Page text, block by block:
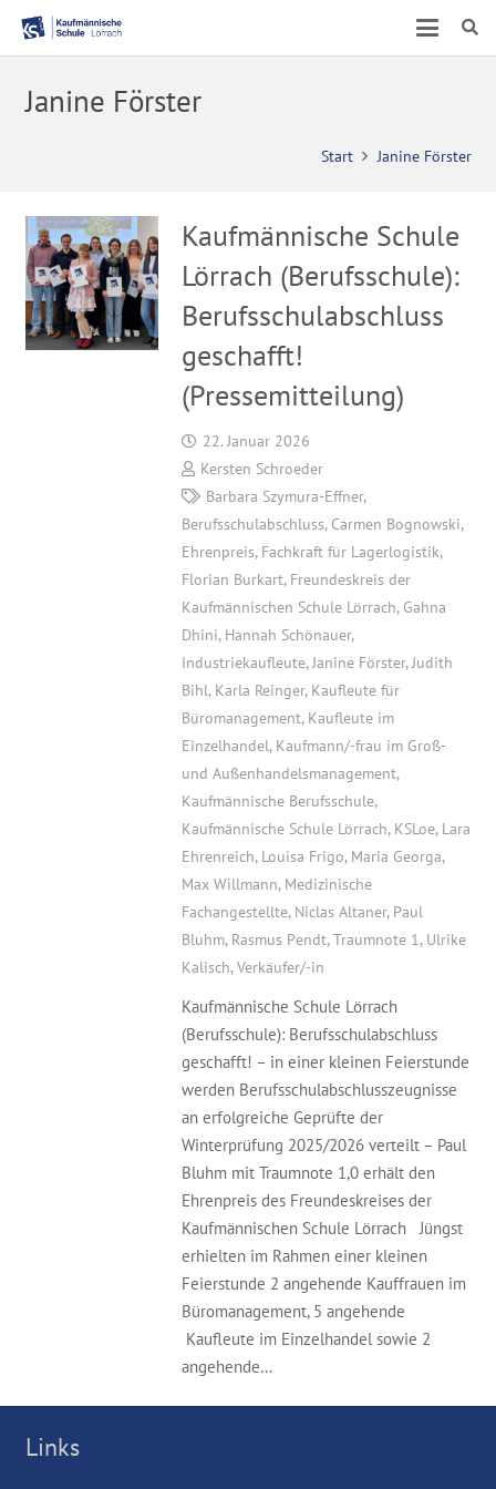
Janine Förster
Start Janine Förster
Kaufmännische Schule
Lörrach (Berufsschule):
Berufsschulabschluss
geschafft!
(Pressemitteilung)
22. Januar 2026
Kersten Schroeder
Barbara Szymura-Effner,
Berufsschulabschluss, Carmen Bognowski,
Ehrenpreis, Fachkraft für Lagerlogistik,
Florian Burkart, Freundeskreis der
Kaufmännischen Schule Lörrach, Gahna
Dhini, Hannah Schönauer,
Industriekaufleute, Janine Förster, Judith
Bihl, Karla Reinger, Kaufleute für
Büromanagement, Kaufleute im
Einzelhandel, Kaufmann/-frau im Groß-
und Außenhandelsmanagement,
Kaufmännische Berufsschule,
Kaufmännische Schule Lörrach, KSLoe, Lara
Ehrenreich, Louisa Frigo, Maria Georga,
Max Willmann, Medizinische
Fachangestellte, Niclas Altaner, Paul
Bluhm, Rasmus Pendt, Traumnote 1 , Ulrike
Kalisch, Verkäufer/-in
Kaufmännische Schule Lörrach
(Berufsschule): Berufsschulabschluss
geschafft! – in einer kleinen Feierstunde
werden Berufsschulabschlusszeugnisse
an erfolgreiche Geprüfte der
Winterprüfung 2025/2026 verteilt – Paul
Bluhm mit Traumnote 1,0 erhält den
Ehrenpreis des Freundeskreises der
Kaufmännischen Schule Lörrach Jüngst
erhielten im Rahmen einer kleinen
Feierstunde 2 angehende Kauffrauen im
Büromanagement, 5 angehende
Kaufleute im Einzelhandel sowie 2
angehende…
Links